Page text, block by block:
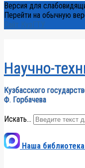
Версия для
Перейти на обычную
Сайт КузГТУ
Научно-
Кузбасского
Ф. Горбачева
Искать...
Наша